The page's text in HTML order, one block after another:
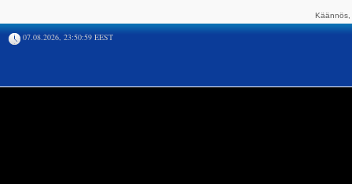
07.08.2026, 23:50:59 EEST